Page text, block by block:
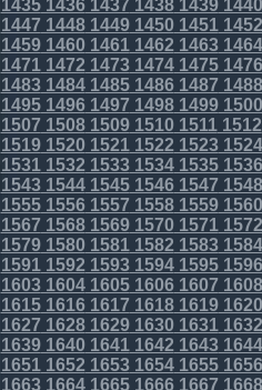
143514361437 143814391440
1447 14481449145014511452
1459146014611462 14631464
14711472 1473147414751476
14831484148514861487 1488
149514961497 149814991500
1507 15081509151015111512
1519152015211522 15231524
15311532 1533153415351536
15431544154515461547 1548
155515561557 155815591560
1567 15681569157015711572
1579158015811582 15831584
15911592 1593159415951596
16031604160516061607 1608
161516161617 161816191620
1627 16281629163016311632
1639164016411642 16431644
16511652 1653165416551656
16631664166516661667 1668